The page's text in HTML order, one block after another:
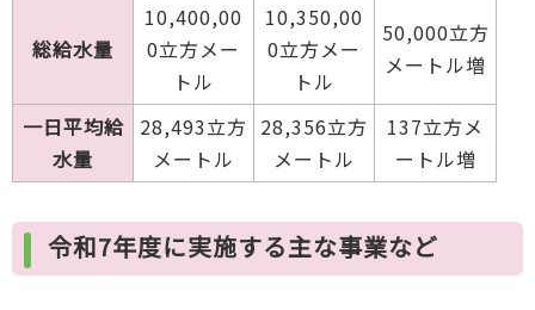
総給水量
10,400,00
0立方メー
トル
10,350,00
0立方メー
トル
50,000立方
メートル増
一日平均給
水量
28,493立方
メートル
28,356立方
メートル
137立方メ
ートル増
令和7年度に実施する主な事業など